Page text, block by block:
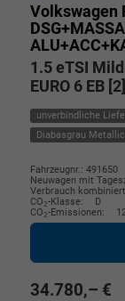
Volkswagen
1.5 eTSI
EURO 6 EB [2]
unverbindliche
Diabasgrau Metallic
Fahrzeugnr.: 491650
Neuwagen mit
Verbrauch
CO2-Klasse:
D
CO2-Emissionen:
34.780,– €